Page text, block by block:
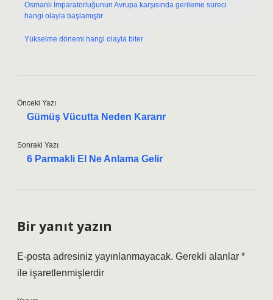
Osmanlı İmparatorluğunun Avrupa karşısında gerileme süreci
hangi olayla başlamıştır
Yükselme dönemi hangi olayla biter
Önceki Yazı
Gümüş Vücutta Neden Kararır
Sonraki Yazı
6 Parmakli El Ne Anlama Gelir
Bir yanıt yazın
E-posta adresiniz yayınlanmayacak. Gerekli alanlar *
ile işaretlenmişlerdir